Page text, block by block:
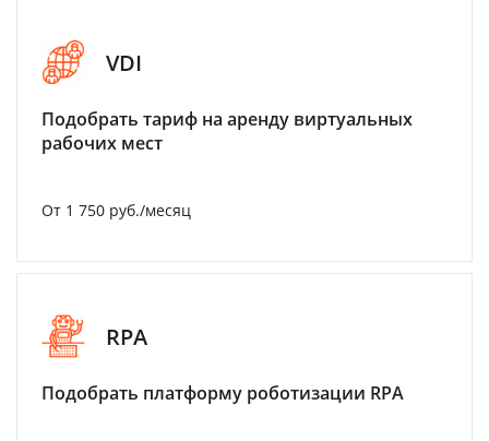
VDI
Подобрать тариф на аренду виртуальных
рабочих мест
От 1 750 руб./месяц
RPA
Подобрать платформу роботизации RPA